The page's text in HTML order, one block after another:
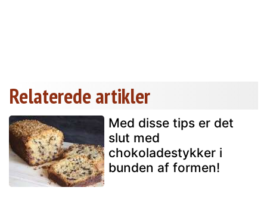
Relaterede artikler
Med disse tips er det
slut med
chokoladestykker i
bunden af formen!